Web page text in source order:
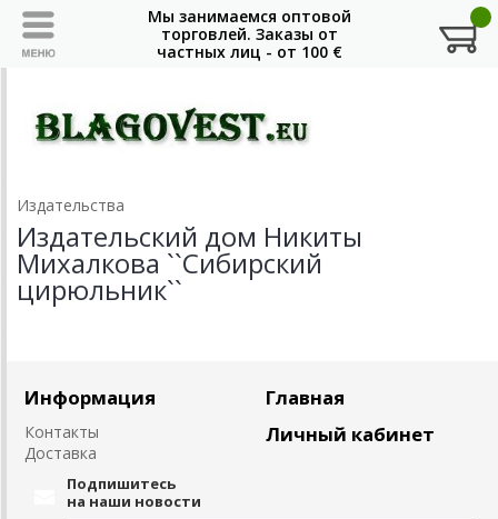
Издательства
Издательский дом Никиты
Михалкова ``Сибирский
цирюльник``
Информация
Контакты
Доставка
Главная
Личный кабинет
Подпишитесь
на наши новости